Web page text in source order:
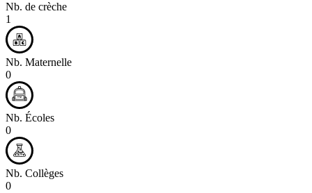
Nb. de crèche
1
Nb. Maternelle
0
Nb. Écoles
0
Nb. Collèges
0